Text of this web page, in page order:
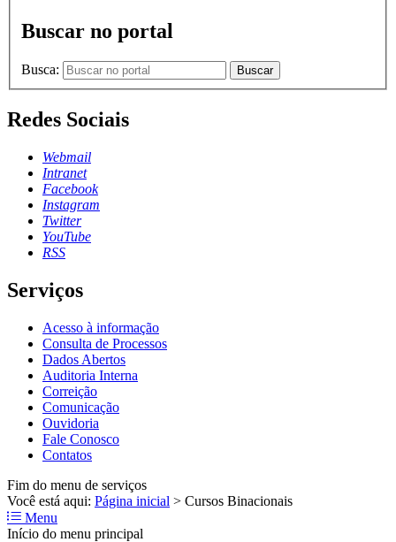
Buscar no portal
Busca: Buscar
Redes Sociais
Webmail
Intranet
Facebook
Instagram
Twitter
YouTube
RSS
Serviços
Acesso à informação
Consulta de Processos
Dados Abertos
Auditoria Interna
Correição
Comunicação
Ouvidoria
Fale Conosco
Contatos
Fim do menu de serviços
Você está aqui: Página inicial > Cursos Binacionais
Menu
Início do menu principal